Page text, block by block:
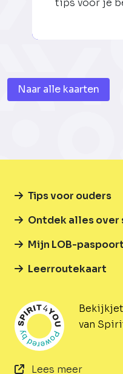
tips voor je
Naar alle kaarten
van
Lees meer
Tips voor ouders
Ontdek alles over
Mijn LOB-paspoort
Leerroutekaart